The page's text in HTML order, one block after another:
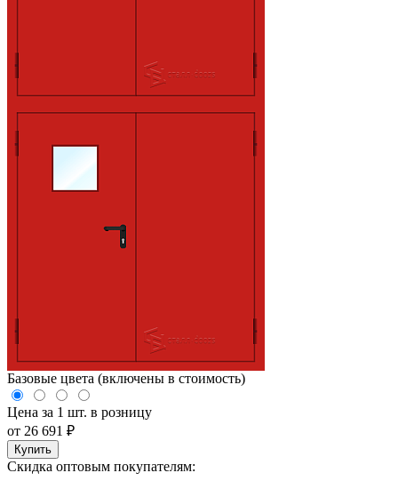
Базовые цвета (включены в стоимость)
Цена за 1 шт. в розницу
от 26 691 ₽
Купить
Скидка оптовым покупателям: